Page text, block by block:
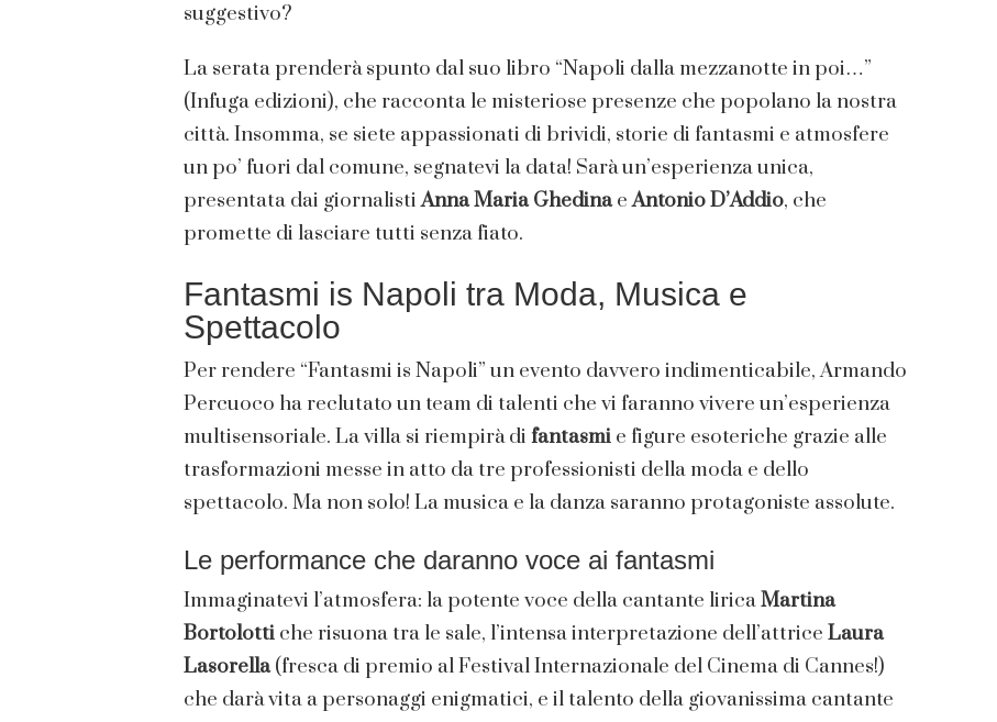
suggestivo?
La serata prenderà spunto dal suo libro “Napoli dalla mezzanotte in poi…”
(Infuga edizioni), che racconta le misteriose presenze che popolano la nostra
città. Insomma, se siete appassionati di brividi, storie di fantasmi e atmosfere
un po’ fuori dal comune, segnatevi la data! Sarà un’esperienza unica,
presentata dai giornalistiAnna Maria GhedinaeAntonio D’Addio, che
promette di lasciare tutti senza fiato.
Fantasmi is Napoli tra Moda, Musica e
Spettacolo
Per rendere “Fantasmi is Napoli” un evento davvero indimenticabile, Armando
Percuoco ha reclutato un team di talenti che vi faranno vivere un’esperienza
multisensoriale. La villa si riempirà di fantasmi e figure esoteriche grazie alle
trasformazioni messe in atto da tre professionisti della moda e dello
spettacolo. Ma non solo! La musica e la danza saranno protagoniste assolute.
Le performance che daranno voce ai fantasmi
Immaginatevi l’atmosfera: la potente voce della cantante liricaMartina
Bortolotti che risuona tra le sale, l’intensa interpretazione dell’attrice Laura
Lasorella(fresca di premio al Festival Internazionale del Cinema di Cannes!)
che darà vita a personaggi enigmatici, e il talento della giovanissima cantante